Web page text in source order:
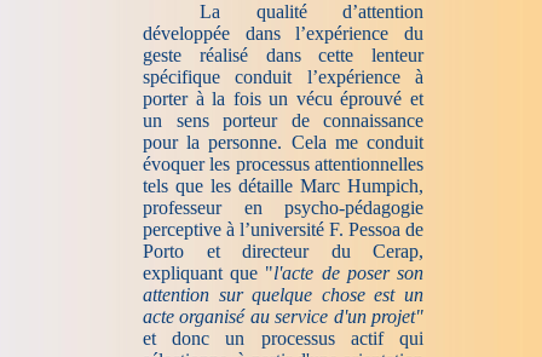
La qualité d’attention
développée dans l’expérience du
geste réalisé dans cette lenteur
spécifique conduit l’expérience à
porter à la fois un vécu éprouvé et
un sens porteur de connaissance
pour la personne. Cela me conduit
évoquer les processus attentionnelles
tels que les détaille Marc Humpich,
professeur en psycho-pédagogie
perceptive à l’université F. Pessoa de
Porto et directeur du Cerap,
expliquant que "l'acte de poser son
attention sur quelque chose est un
acte organisé au service d'un projet"
et donc un processus actif qui